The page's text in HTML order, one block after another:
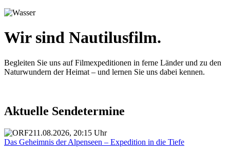
Wir sind Nautilusfilm.
Begleiten Sie uns auf Filmexpeditionen in ferne Länder und zu den
Naturwundern der Heimat – und lernen Sie uns dabei kennen.
Aktuelle Sendetermine
11.08.2026, 20:15 Uhr
Das Geheimnis der Alpenseen – Expedition in die Tiefe